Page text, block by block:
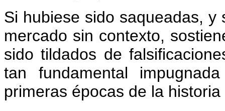
Si hubiese sido saqueadas,
mercado sin contexto,
sido tildados de
tan fundamental
primeras épocas de la